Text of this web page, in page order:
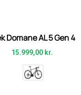
Domane AL 5 Gen 4
15.999,00 kr.